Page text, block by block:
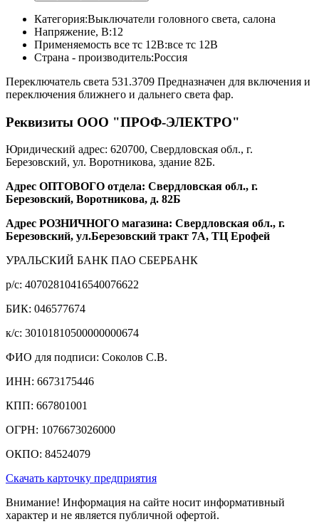
Категория:Выключатели головного света, салона
Напряжение, В:12
Применяемость все тс 12В:все тс 12В
Страна - производитель:Россия
Переключатель света 531.3709 Предназначен для включения и
переключения ближнего и дальнего света фар.
Реквизиты ООО "ПРОФ-ЭЛЕКТРО"
Юридический адрес: 620700, Свердловская обл., г.
Березовский, ул. Воротникова, здание 82Б.
Адрес ОПТОВОГО отдела: Свердловская обл., г.
Березовский, Воротникова, д. 82Б
Адрес РОЗНИЧНОГО магазина: Свердловская обл., г.
Березовский, ул.Березовский тракт 7А, ТЦ Ерофей
УРАЛЬСКИЙ БАНК ПАО СБЕРБАНК
р/c: 40702810416540076622
БИК: 046577674
к/c: 30101810500000000674
ФИО для подписи: Соколов С.В.
ИНН: 6673175446
КПП: 667801001
ОГРН: 1076673026000
ОКПО: 84524079
Скачать карточку предприятия
Внимание! Информация на сайте носит информативный
характер и не является публичной офертой.